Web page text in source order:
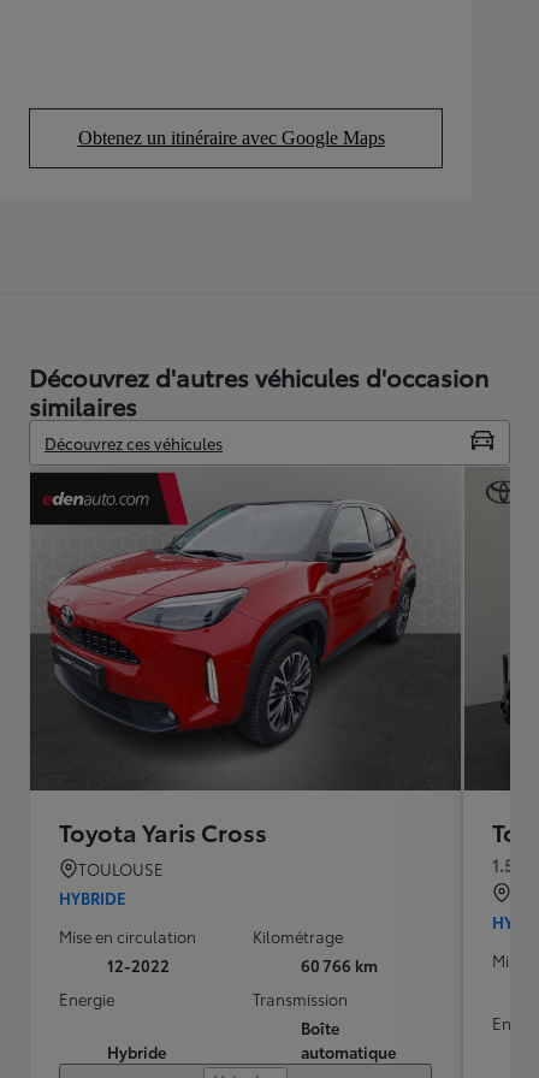
Obtenez un itinéraire avec Google Maps
(Opens in new tab)
Découvrez d'autres véhicules d'occasion
similaires
Découvrez ces véhicules
Toyota Yaris Cross
TOULOUSE
HYBRIDE
Mise en circulation
12-2022
Kilométrage
60 766 km
Energie
Hybride
Transmission
Boîte
automatique
1.5
Mise